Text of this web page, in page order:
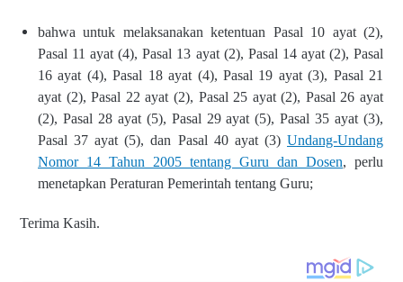
bahwa untuk melaksanakan ketentuan Pasal 10 ayat (2),
Pasal 11 ayat (4), Pasal 13 ayat (2), Pasal 14 ayat (2), Pasal
16 ayat (4), Pasal 18 ayat (4), Pasal 19 ayat (3), Pasal 21
ayat (2), Pasal 22 ayat (2), Pasal 25 ayat (2), Pasal 26 ayat
(2), Pasal 28 ayat (5), Pasal 29 ayat (5), Pasal 35 ayat (3),
Pasal 37 ayat (5), dan Pasal 40 ayat (3) Undang-Undang
Nomor 14 Tahun 2005 tentang Guru dan Dosen, perlu
menetapkan Peraturan Pemerintah tentang Guru;
Terima Kasih.